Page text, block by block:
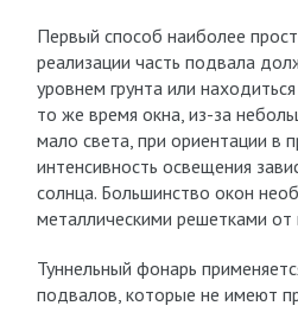
Первый способ наиболее
реализации часть подвала
уровнем грунта или
то же время окна, из-за
мало света, при ориентации в
интенсивность освещения
солнца. Большинство окон
металлическими решетками
Туннельный фонарь
подвалов, которые не имеют